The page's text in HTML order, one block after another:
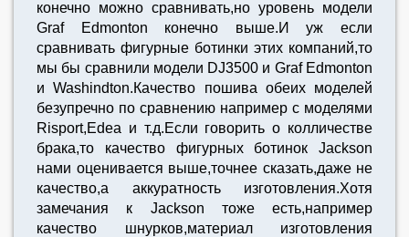
конечно можно сравнивать,но уровень модели
Graf Edmonton конечно выше.И уж если
сравнивать фигурные ботинки этих компаний,то
мы бы сравнили модели DJ3500 и Graf Edmonton
и Washindton.Качество пошива обеих моделей
безупречно по сравнению например с моделями
Risport,Edea и т.д.Если говорить о колличестве
брака,то качество фигурных ботинок Jackson
нами оценивается выше,точнее сказать,даже не
качество,а аккуратность изготовления.Хотя
замечания к Jackson тоже есть,например
качество шнурков,материал изготовления